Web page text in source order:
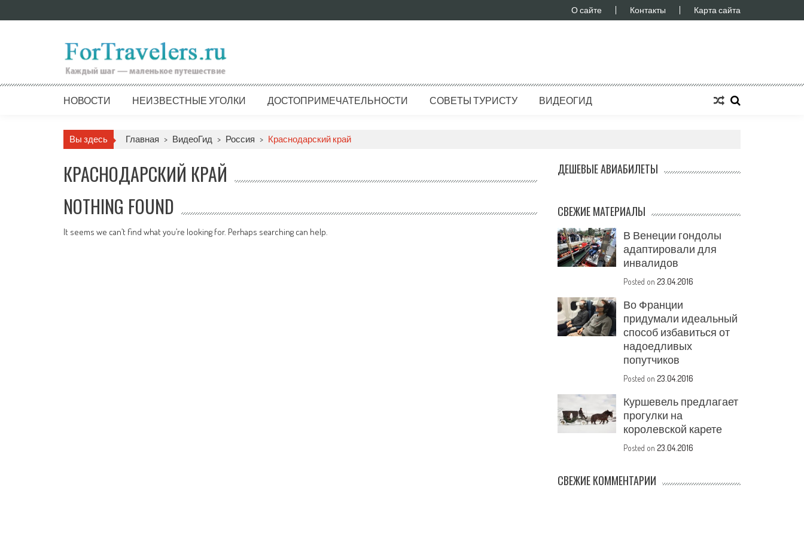
to
О сайте Контакты Карта сайта
НОВОСТИ НЕИЗВЕСТНЫЕ УГОЛКИ ДОСТОПРИМЕЧАТЕЛЬНОСТИ СОВЕТЫ ТУРИСТУ ВИДЕОГИД
Вы здесь Главная > ВидеоГид > Россия > Краснодарский край
КРАСНОДАРСКИЙ КРАЙ
NOTHING FOUND
It seems we can’t find what you’re looking for. Perhaps searching can help.
ДЕШЕВЫЕ АВИАБИЛЕТЫ
СВЕЖИЕ МАТЕРИАЛЫ
В Венеции гондолы
адаптировали для
инвалидов
Posted on23.04.2016
Во Франции
придумали идеальный
способ избавиться от
надоедливых
попутчиков
Posted on23.04.2016
Куршевель предлагает
прогулки на
королевской карете
Posted on23.04.2016
СВЕЖИЕ КОММЕНТАРИИ